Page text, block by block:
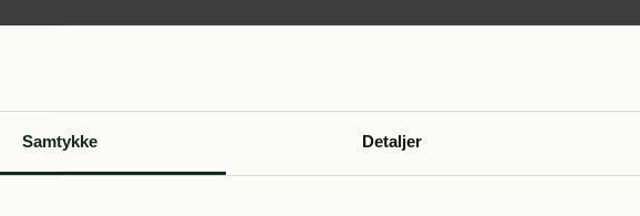
Samtykke Detaljer